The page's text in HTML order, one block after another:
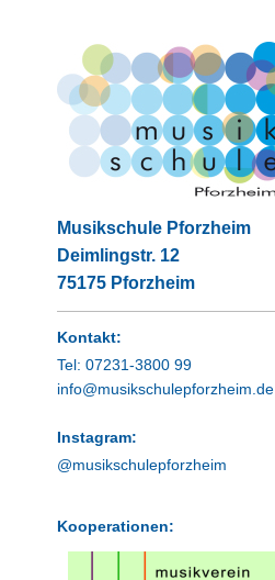
Musikschule Pforzheim
Deimlingstr. 12
75175Pforzheim
Kontakt:
Tel: 07231-3800 99
info@musikschulepforzheim.de
Instagram:
@musikschulepforzheim
Kooperationen: